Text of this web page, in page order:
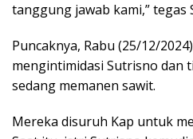
tanggung jawab kami,” tegas
Puncaknya, Rabu (25/12/
mengintimidasi Sutrisno dan
sedang memanen sawit.
Mereka disuruh Kap untuk